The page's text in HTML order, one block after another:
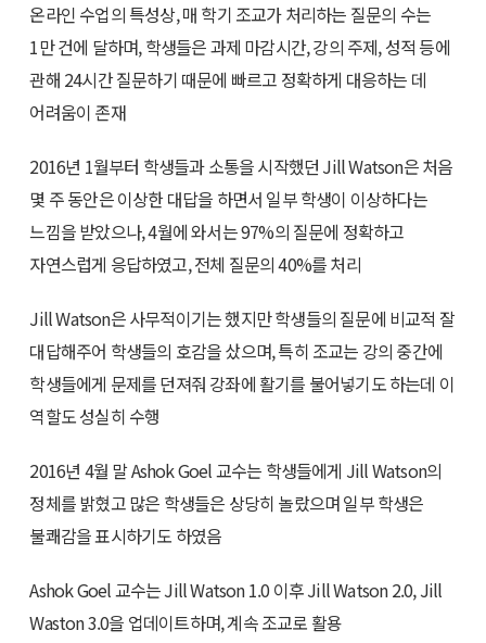
온라인 수업의 특성상, 매 학기 조교가 처리하는 질문의 수는
1만 건에 달하며, 학생들은 과제 마감시간, 강의 주제, 성적 등에
관해 24시간 질문하기 때문에 빠르고 정확하게 대응하는 데
어려움이 존재
2016년 1월부터 학생들과 소통을 시작했던 Jill Watson은 처음
몇 주 동안은 이상한 대답을 하면서 일부 학생이 이상하다는
느낌을 받았으나, 4월에 와서는 97%의 질문에 정확하고
자연스럽게 응답하였고, 전체 질문의 40%를 처리
Jill Watson은 사무적이기는 했지만 학생들의 질문에 비교적 잘
대답해주어 학생들의 호감을 샀으며, 특히 조교는 강의 중간에
학생들에게 문제를 던져줘 강좌에 활기를 불어넣기도 하는데 이
역할도 성실히 수행
2016년 4월 말 Ashok Goel 교수는 학생들에게 Jill Watson의
정체를 밝혔고 많은 학생들은 상당히 놀랐으며 일부 학생은
불쾌감을 표시하기도 하였음
Ashok Goel 교수는 Jill Watson 1.0 이후 Jill Watson 2.0, Jill
Waston 3.0을 업데이트하며, 계속 조교로 활용